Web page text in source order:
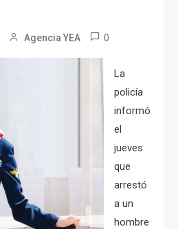
Agencia YEA 0
La
policía
informó
el
jueves
que
arrestó
a un
hombre